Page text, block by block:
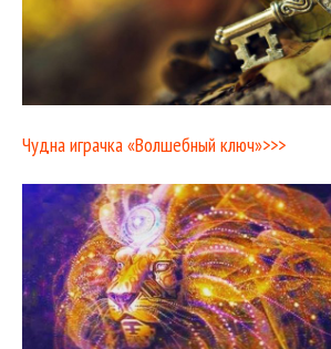
Чудна играчка «Волшебный ключ»>>>